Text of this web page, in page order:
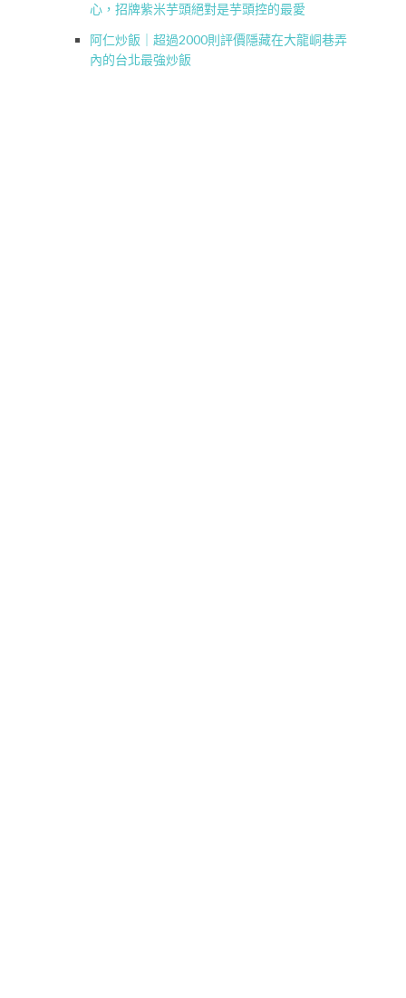
心，招牌紫米芋頭絕對是芋頭控的最愛
阿仁炒飯｜超過2000則評價隱藏在大龍峒巷弄
內的台北最強炒飯